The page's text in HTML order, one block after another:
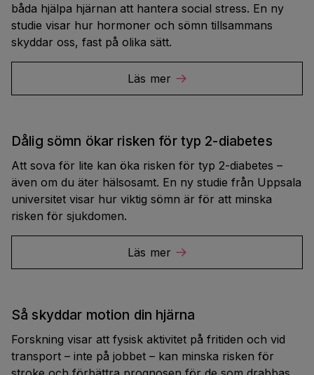
båda hjälpa hjärnan att hantera social stress. En ny
studie visar hur hormoner och sömn tillsammans
skyddar oss, fast på olika sätt.
Läs mer
Dålig sömn ökar risken för typ 2-diabetes
Att sova för lite kan öka risken för typ 2-diabetes –
även om du äter hälsosamt. En ny studie från Uppsala
universitet visar hur viktig sömn är för att minska
risken för sjukdomen.
Läs mer
Så skyddar motion din hjärna
Forskning visar att fysisk aktivitet på fritiden och vid
transport – inte på jobbet – kan minska risken för